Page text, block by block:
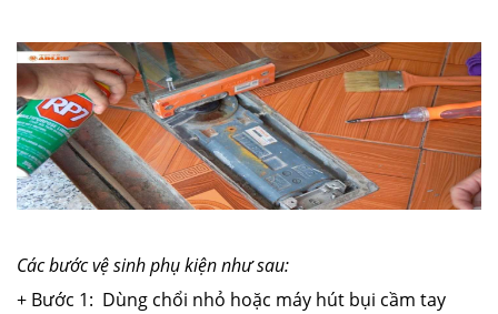
Các bước vệ sinh phụ kiện như sau:
+ Bước 1: Dùng chổi nhỏ hoặc máy hút bụi cầm tay